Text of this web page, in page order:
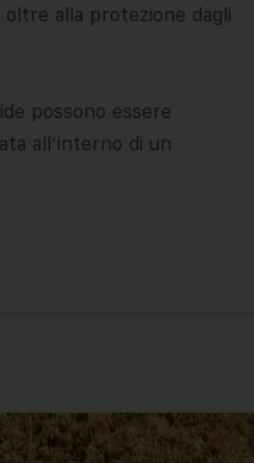
alla protezione dagli
possono essere
all’interno di un